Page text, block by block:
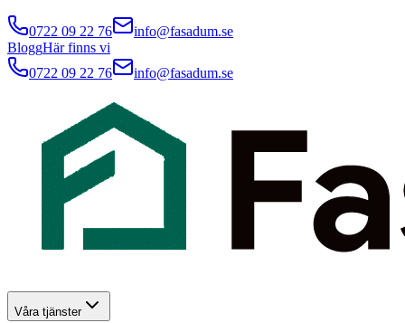
0722 09 22 76
info@fasadum.se
BloggHär finns vi
0722 09 22 76
info@fasadum.se
Våra tjänster